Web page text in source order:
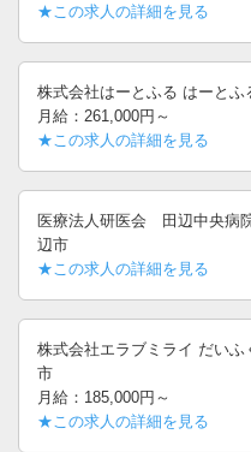
★この求人の詳細を見る
株式会社はーとふる はーと
月給：261,000円～
★この求人の詳細を見る
医療法人研医会 田辺中央病
辺市
★この求人の詳細を見る
株式会社エラブミライ だい
市
月給：185,000円～
★この求人の詳細を見る